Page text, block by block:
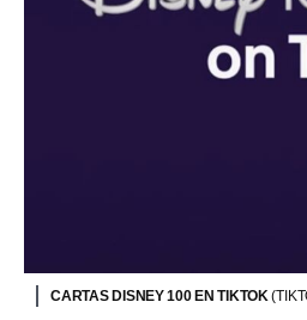
CARTAS DISNEY 100 EN TIKTOK